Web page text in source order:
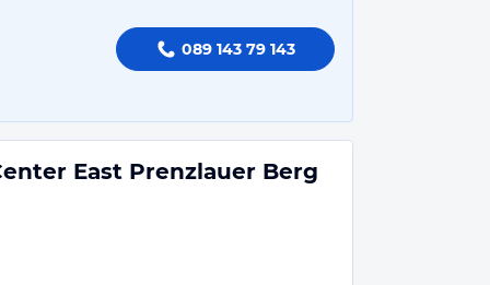
089 143 79 143
East Prenzlauer Berg